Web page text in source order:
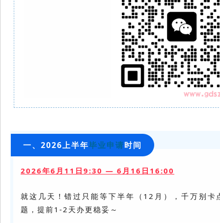
一、2026上半年毕业申请时间
2026年6月11日9:30 — 6月16日16:00
就这几天！错过只能等下半年（12月），千万别
题，提前1-2天办更稳妥～